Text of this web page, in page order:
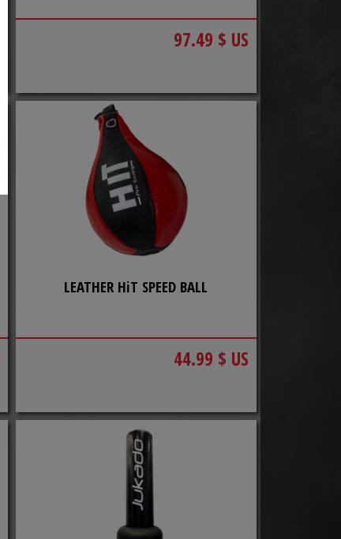
97.49 $ US
LEATHER HiT SPEED BALL
44.99 $ US